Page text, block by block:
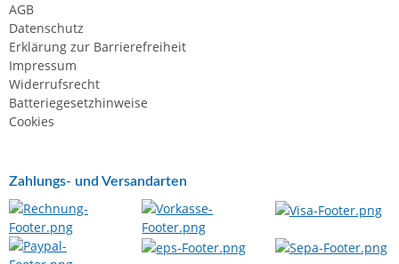
AGB
Datenschutz
Erklärung zur Barrierefreiheit
Impressum
Widerrufsrecht
Batteriegesetzhinweise
Cookies
Zahlungs- und Versandarten